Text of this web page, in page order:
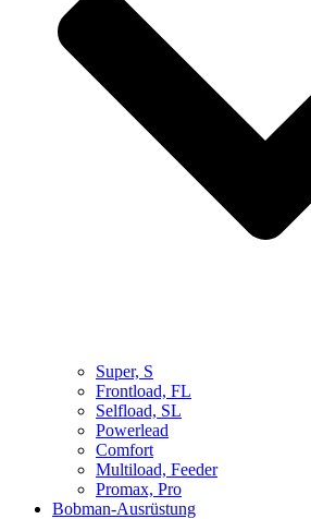
Super, S
Frontload, FL
Selfload, SL
Powerlead
Comfort
Multiload, Feeder
Promax, Pro
Bobman-Ausrüstung